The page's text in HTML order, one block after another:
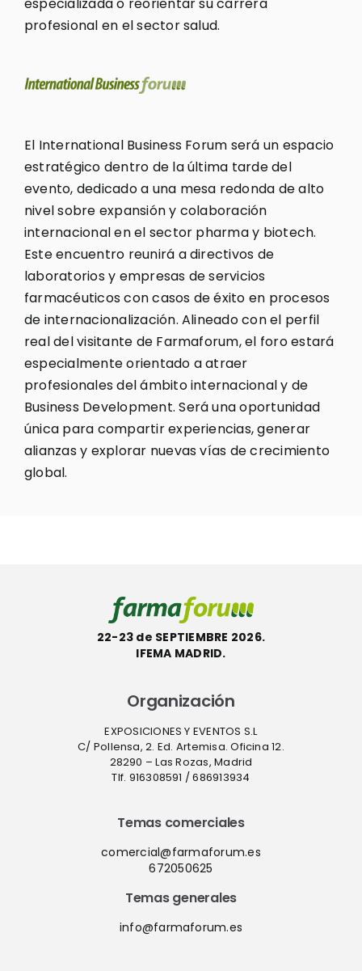
especializada o reorientar su carrera
profesional en el sector salud.
El International Business Forum será un espacio
estratégico dentro de la última tarde del
evento, dedicado a una mesa redonda de alto
nivel sobre expansión y colaboración
internacional en el sector pharma y biotech.
Este encuentro reunirá a directivos de
laboratorios y empresas de servicios
farmacéuticos con casos de éxito en procesos
de internacionalización. Alineado con el perfil
real del visitante de Farmaforum, el foro estará
especialmente orientado a atraer
profesionales del ámbito internacional y de
Business Development. Será una oportunidad
única para compartir experiencias, generar
alianzas y explorar nuevas vías de crecimiento
global.
22-23 de SEPTIEMBRE 2026.
IFEMA MADRID.
Organización
EXPOSICIONES Y EVENTOS S.L
C/ Pollensa, 2. Ed. Artemisa. Oficina 12.
28290 – Las Rozas, Madrid
Tlf. 916308591 / 686913934
Temas comerciales
comercial@farmaforum.es
672050625
Temas generales
info@farmaforum.es